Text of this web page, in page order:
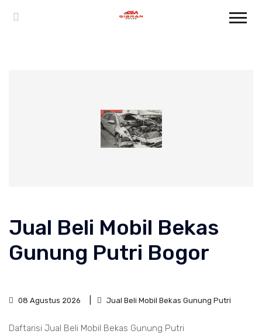
Jual Beli Mobil Bekas
Gunung Putri Bogor
08 Agustus 2026 Jual Beli Mobil Bekas Gunung Putri
Daftarisi Jual Beli Mobil Bekas Gunung Putri